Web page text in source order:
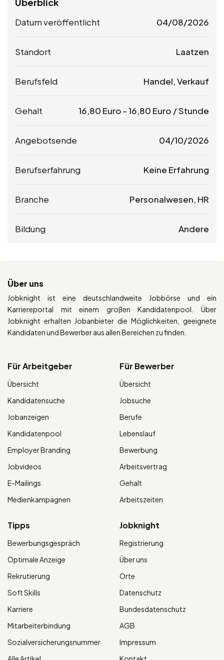
Datum veröffentlicht 04/08/2026
Standort Laatzen
Berufsfeld Handel, Verkauf
Gehalt 16,80 Euro -16,80 Euro / Stunde
Angebotsende 04/10/2026
Berufserfahrung Keine Erfahrung
Branche Personalwesen, HR
Bildung Andere
Über uns
Jobknight ist eine deutschlandweite Jobbörse und ein
Karriereportal mit einem großen Kandidatenpool. Über
Jobknight erhalten Jobanbieter die Möglichkeiten, geeignete
Kandidaten und Bewerber aus allen Bereichen zu finden.
Für Arbeitgeber
Übersicht
Kandidatensuche
Jobanzeigen
Kandidatenpool
Employer Branding
Jobvideos
E-Mailings
Medienkampagnen
Für Bewerber
Übersicht
Jobsuche
Berufe
Lebenslauf
Bewerbung
Arbeitsvertrag
Gehalt
Arbeitszeiten
Tipps
Bewerbungsgespräch
Optimale Anzeige
Rekrutierung
Soft Skills
Karriere
Mitarbeiterbindung
Sozialversicherungsnummer
Jobknight
Registrierung
Über uns
Orte
Datenschutz
Bundesdatenschutz
AGB
Impressum